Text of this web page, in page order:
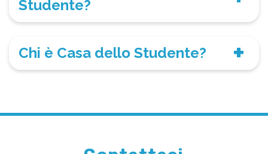
Studente?
Chi è Casa dello Studente?